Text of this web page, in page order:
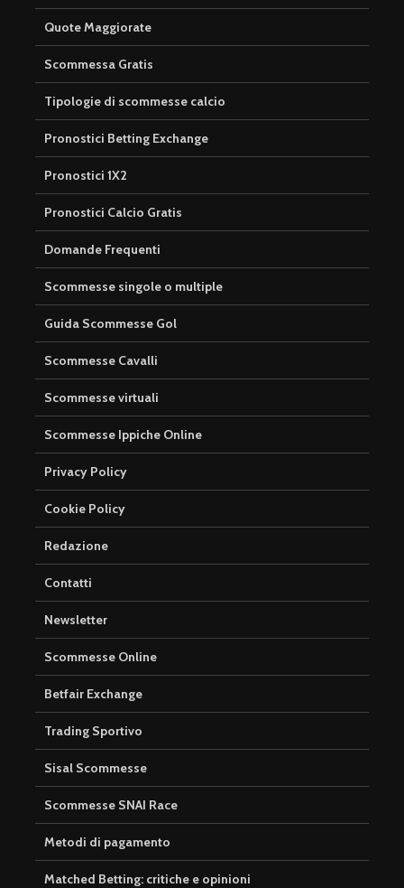
Quote Maggiorate
Scommessa Gratis
Tipologie di scommesse calcio
Pronostici Betting Exchange
Pronostici 1X2
Pronostici Calcio Gratis
Domande Frequenti
Scommesse singole o multiple
Guida Scommesse Gol
Scommesse Cavalli
Scommesse virtuali
Scommesse Ippiche Online
Privacy Policy
Cookie Policy
Redazione
Contatti
Newsletter
Scommesse Online
Betfair Exchange
Trading Sportivo
Sisal Scommesse
Scommesse SNAI Race
Metodi di pagamento
Matched Betting: critiche e opinioni